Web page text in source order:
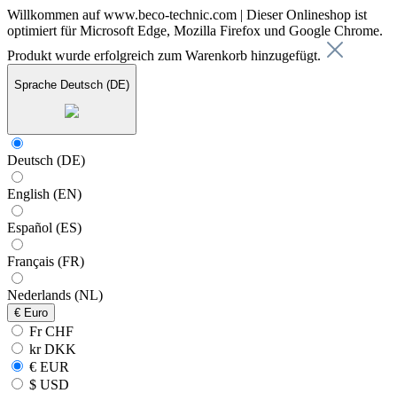
Willkommen auf www.beco-technic.com | Dieser Onlineshop ist
optimiert für Microsoft Edge, Mozilla Firefox und Google Chrome.
Produkt wurde erfolgreich zum Warenkorb hinzugefügt.
Sprache Deutsch (DE)
Deutsch (DE)
English (EN)
Español (ES)
Français (FR)
Nederlands (NL)
€ Euro
Fr CHF
kr DKK
€ EUR
$ USD